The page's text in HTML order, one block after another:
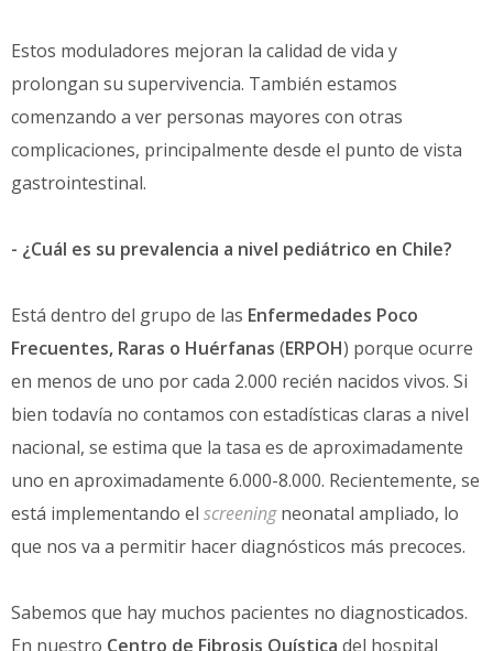
Estos moduladores mejoran la calidad de vida y
prolongan su supervivencia. También estamos
comenzando a ver personas mayores con otras
complicaciones, principalmente desde el punto de vista
gastrointestinal.
- ¿Cuál es su prevalencia a nivel pediátrico en Chile?
Está dentro del grupo de las Enfermedades Poco
Frecuentes, Raras o Huérfanas (ERPOH) porque ocurre
en menos de uno por cada 2.000 recién nacidos vivos. Si
bien todavía no contamos con estadísticas claras a nivel
nacional, se estima que la tasa es de aproximadamente
uno en aproximadamente 6.000-8.000. Recientemente, se
está implementando el screeningneonatal ampliado, lo
que nos va a permitir hacer diagnósticos más precoces.
Sabemos que hay muchos pacientes no diagnosticados.
En nuestro Centro de Fibrosis Quística del hospital